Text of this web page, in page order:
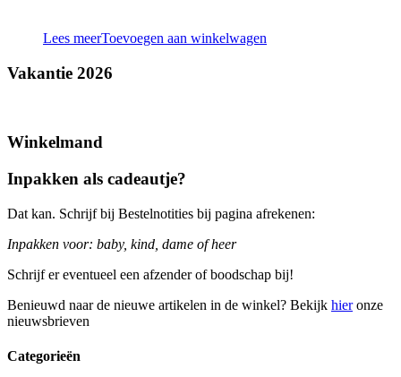
Lees meerToevoegen aan winkelwagen
Vakantie 2026
Winkelmand
Inpakken als cadeautje?
Dat kan. Schrijf bij Bestelnotities bij pagina afrekenen:
Inpakken voor: baby, kind, dame of heer
Schrijf er eventueel een afzender of boodschap bij!
Benieuwd naar de nieuwe artikelen in de winkel? Bekijk hieronze
nieuwsbrieven
Categorieën